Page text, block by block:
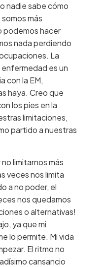
nadie sabe cómo
más
podemos hacer
nada perdiendo
La
es un
con la EM,
haya. Creo que
los pies en la
limitaciones,
partido a nuestras
limitarnos más
veces nos limita
a no poder, el
nos quedamos
o alternativas!
ya que mi
lo permite. Mi vida
El ritmo no
cansancio